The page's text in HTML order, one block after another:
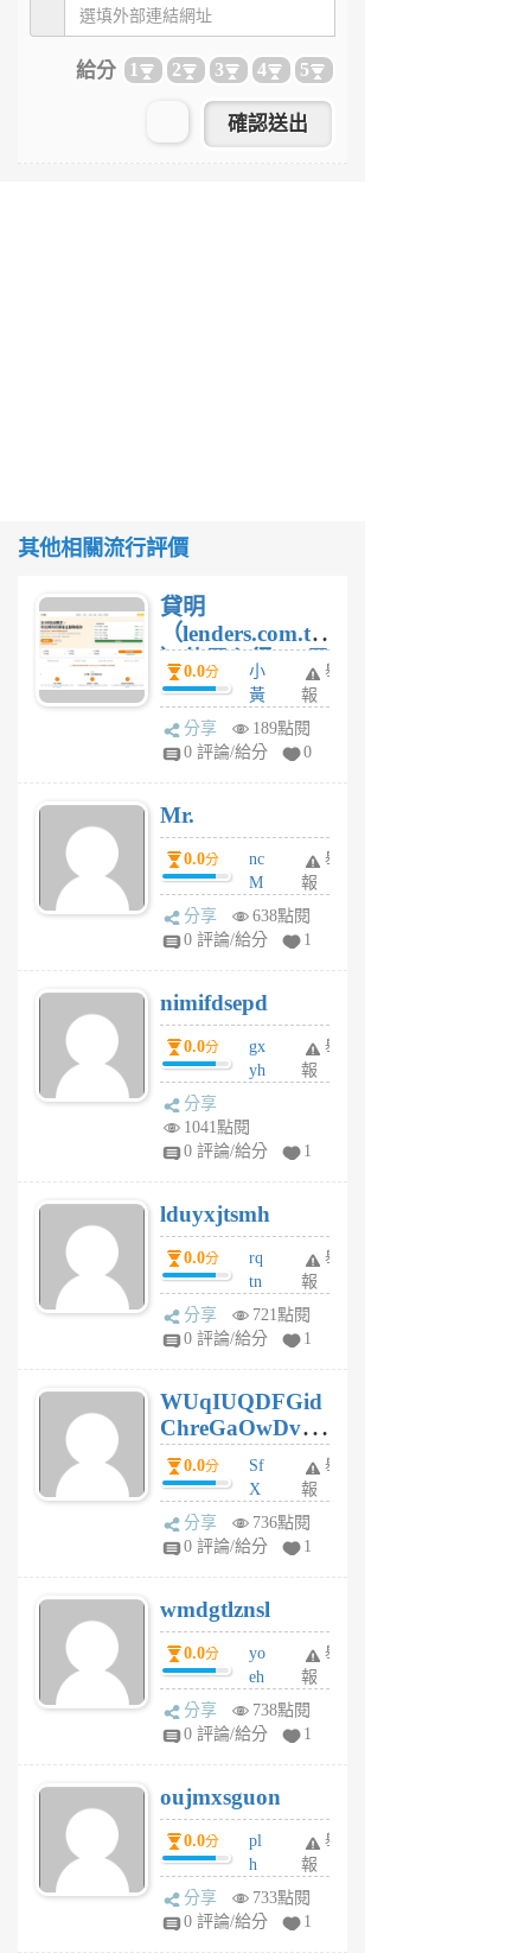
給分 1 2 3 4 5
其他相關流行評價
貸明
（lenders.com.tw
）使用心得 — 民
間貸款比較平台
體驗
0.0分
小
黃
蜂
1
舉
報
分享
189點閱
0 評論/給分
0
Mr.
0.0分
nc
M
U
F
U
5
個
月
舉
報
分享
638點閱
0 評論/給分
1
nimifdsepd
0.0分
gx
yh
jl
月
前
舉
報
分享
1041點閱
0 評論/給分
1
lduyxjtsmh
0.0分
rq
tn
jt
gl
個
月
前
舉
報
分享
721點閱
0 評論/給分
1
WUqIUQDFGid
ChreGaOwDv
dY0.0分
Sf
X
Pe
Jc
R
P
m
v
A
V
個
月
前
舉
報
分享
736點閱
0 評論/給分
1
wmdgtlznsl
0.0分
yo
eh
ld
gy
個
月
前
舉
報
分享
738點閱
0 評論/給分
1
oujmxsguon
0.0分
pl
h
wi
w
舉
報
分享
733點閱
0 評論/給分
1